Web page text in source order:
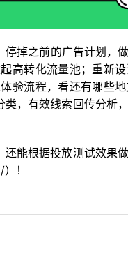
掉之前的广告计划，
高转化流量池；重新
验流程，看还有哪些
，有效线索回传分析
能根据投放测试效果
！